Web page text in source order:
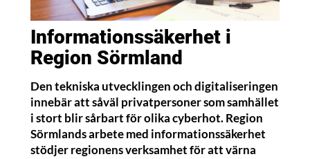
Informationssäkerhet i
Region Sörmland
Den tekniska utvecklingen och digitaliseringen
innebär att såväl privatpersoner som samhället
i stort blir sårbart för olika cyberhot. Region
Sörmlands arbete med informationssäkerhet
stödjer regionens verksamhet för att värna